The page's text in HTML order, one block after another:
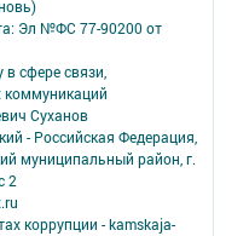
Эл №ФC 77-90200 от
сфере связи,
Суханов
- Российская Федерация,
муниципальный район, г.
2
коррупции - kamskaja-